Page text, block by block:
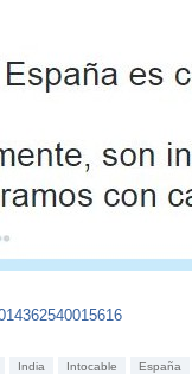
India Intocable España